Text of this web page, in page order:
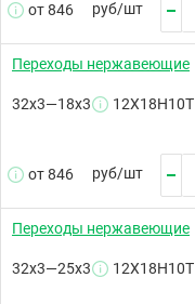
от 846 руб/шт
Переходы нержавеющие
32х3—18х3 12Х18Н10Т
от 846 руб/шт
Переходы нержавеющие
32х3—25х3 12Х18Н10Т